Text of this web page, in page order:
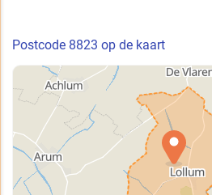
Postcode 8823 op de kaart